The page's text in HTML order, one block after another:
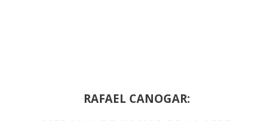
RAFAEL CANOGAR: